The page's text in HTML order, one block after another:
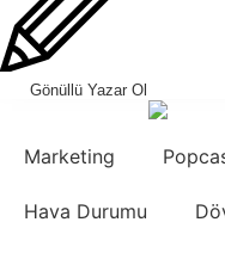
Gönüllü Yazar Ol
Marketing
Hava Durumu